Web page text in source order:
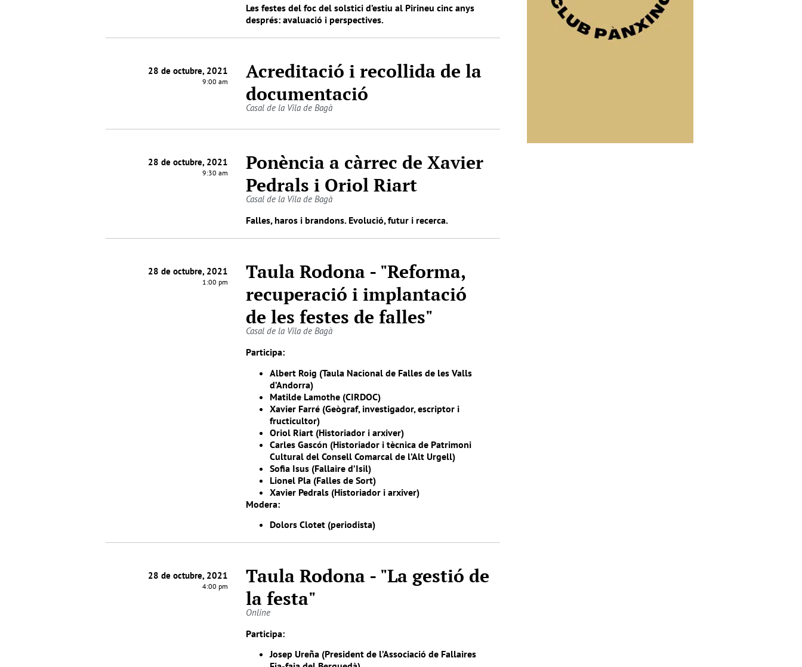
Les festes del foc del solstici d’estiu al Pirineu cinc anys
després: avaluació i perspectives.
28 de octubre, 2021
9:00 am
Acreditació i recollida de la
documentació
Casal de la Vila de Bagà
28 de octubre, 2021
9:30 am
Ponència a càrrec de Xavier
Pedrals i Oriol Riart
Casal de la Vila de Bagà
Falles, haros i brandons. Evolució, futur i recerca.
28 de octubre, 2021
1:00 pm
Taula Rodona - "Reforma,
recuperació i implantació
de les festes de falles"
Casal de la Vila de Bagà
Participa:
Albert Roig (Taula Nacional de Falles de les Valls
d’Andorra)
Matilde Lamothe (CIRDOC)
Xavier Farré (Geògraf, investigador, escriptor i
fructicultor)
Oriol Riart (Historiador i arxiver)
Carles Gascón (Historiador i tècnica de Patrimoni
Cultural del Consell Comarcal de l’Alt Urgell)
Sofia Isus (Fallaire d’Isil)
Lionel Pla (Falles de Sort)
Xavier Pedrals (Historiador i arxiver)
Modera:
Dolors Clotet (periodista)
28 de octubre, 2021
4:00 pm
Taula Rodona - "La gestió de
la festa"
Online
Participa:
Josep Ureña (President de l’Associació de Fallaires